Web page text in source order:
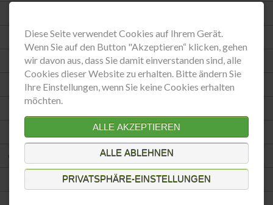
Diese Seite verwendet Cookies auf Ihrem Gerät.
Wenn Sie auf den Button "Akzeptieren“ klicken, gehen
wir davon aus, dass Sie damit einverstanden sind, alle
Cookies dieser Website zu erhalten. Bitte ändern Sie
Ihre Einstellungen, wenn Sie keine Cookies erhalten
möchten.
ALLE AKZEPTIEREN
ALLE ABLEHNEN
PRIVATSPHÄRE-EINSTELLUNGEN
SG Grüne Tanne Wippra
Männerchor Wippra
Schutzgemeinschaft Deutscher Wald e.V.
Ski & Freizeitsport e.V.
weitere Infos
Einrichtungen